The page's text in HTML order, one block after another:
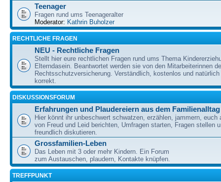
Teenager
Fragen rund ums Teenageralter
Moderator: Kathrin Buholzer
RECHTLICHE FRAGEN
NEU - Rechtliche Fragen
Stellt hier eure rechtlichen Fragen rund ums Thema
Elterndasein. Beantwortet werden sie von den Mitarbeiterinnen
Rechtsschutzversicherung. Verständlich, kostenlos und
korrekt.
DISKUSSIONSFORUM
Erfahrungen und Plaudereiern aus dem Familienalltag
Hier könnt ihr unbeschwert schwatzen, erzählen, jammern, euch
von Freud und Leid berichten, Umfragen starten, Fragen stellen
freundlich diskutieren.
Grossfamilien-Leben
Das Leben mit 3 oder mehr Kindern. Ein Forum
zum Austauschen, plaudern, Kontakte knüpfen.
TREFFPUNKT